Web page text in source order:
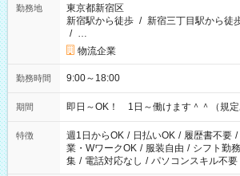
勤務地
東京都新宿区
新宿駅から徒歩 / 新宿三丁目駅から徒
/ …
物流企業
勤務時間 9:00～18:00
期間 即日～OK！ 1日～働けます＾＾（規定
特徴 週1日からOK / 日払いOK / 履歴書不要 /
業・WワークOK / 服装自由 / シフト勤務
集 / 電話対応なし / パソコンスキル不要